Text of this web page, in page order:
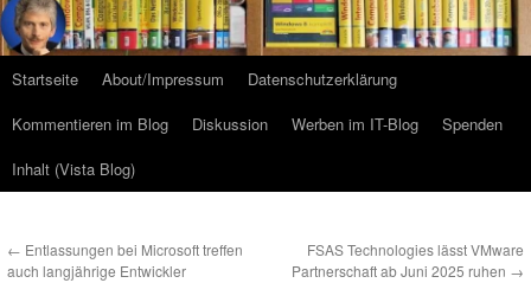
Startseite About/Impressum
Datenschutzerklärung
Kommentieren im Blog
Diskussion Werben im IT-Blog
Spenden
Inhalt (Vista Blog)
← Entlassungen bei Microsoft treffen
auch langjährige Entwickler
FSAS Technologies lässt VMware
Partnerschaft ab Juni 2025 ruhen →